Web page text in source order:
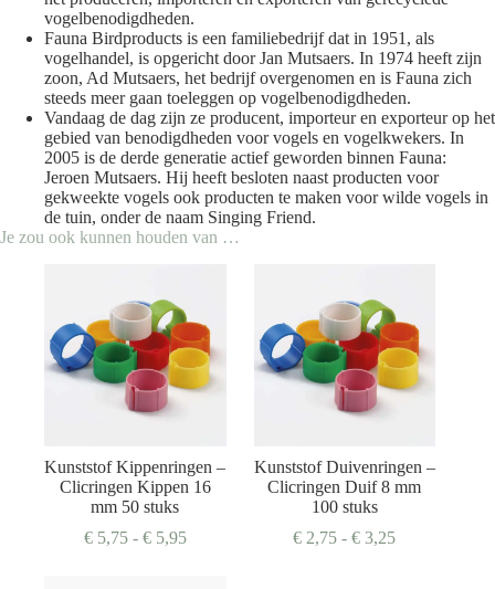
vogelbenodigdheden.
Fauna Birdproducts is een familiebedrijf dat in 1951, als
vogelhandel, is opgericht door Jan Mutsaers. In 1974 heeft zijn
zoon, Ad Mutsaers, het bedrijf overgenomen en is Fauna zich
steeds meer gaan toeleggen op vogelbenodigdheden.
Vandaag de dag zijn ze producent, importeur en exporteur op het
gebied van benodigdheden voor vogels en vogelkwekers. In
2005 is de derde generatie actief geworden binnen Fauna:
Jeroen Mutsaers. Hij heeft besloten naast producten voor
gekweekte vogels ook producten te maken voor wilde vogels in
de tuin, onder de naam Singing Friend.
Je zou ook kunnen houden van …
Kunststof Kippenringen –
Clicringen Kippen 16
mm 50 stuks
€5,75 - €5,95Prijsklasse:
Kunststof Duivenringen –
Clicringen Duif 8 mm
100 stuks
€ 2,75 - € 3,25Prijsklasse: